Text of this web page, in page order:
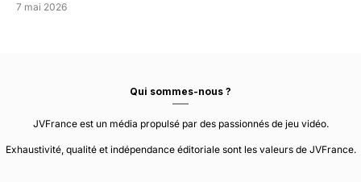
7 mai 2026
Qui sommes-nous ?
JVFrance est un média propulsé par des passionnés de jeu vidéo.
Exhaustivité, qualité et indépendance éditoriale sont les valeurs de JVFrance.